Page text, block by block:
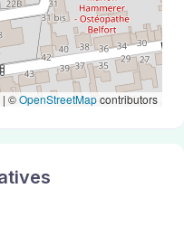
| ©OpenStreetMapcontributors